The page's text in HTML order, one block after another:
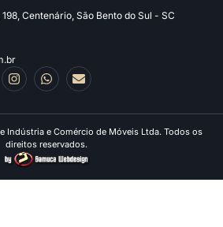
Centenário, São Bento do Sul - SC
e Comércio de Móveis Ltda. Todos os
direitos reservados.